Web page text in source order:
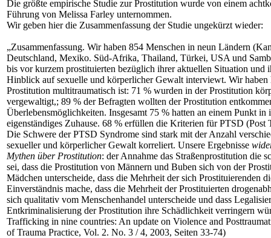
Die größte empirische Studie zur Prostitution wurde von einem
Führung von Melissa Farley unternommen.
Wir geben hier die Zusammenfassung der Studie ungekürzt wieder:
„Zusammenfassung. Wir haben 854 Menschen in neun Ländern
Deutschland, Mexiko. Süd-Afrika, Thailand, Türkei, USA und
bis vor kurzem prostituierten bezüglich ihrer aktuellen Situation und
Hinblick auf sexuelle und körperlicher Gewalt interviewt. Wir haben
Prostitution multitraumatisch ist: 71 % wurden in der Prostitution
vergewaltigt,; 89 % der Befragten wollten der Prostitution
Überlebensmöglichkeiten. Insgesamt 75 % hatten an einem Punkt in
eigenständiges Zuhause. 68 % erfüllen die Kriterien für PTSD (Post
Die Schwere der PTSD Syndrome sind stark mit der Anzahl
sexueller und körperlicher Gewalt korreliert. Unsere Ergebnisse
Mythen über Prostitution: der Annahme das Straßenprostitution die
sei, dass die Prostitution von Männern und Buben sich von der
Mädchen unterscheide, dass die Mehrheit der sich Prostituierenden
Einverständnis mache, dass die Mehrheit der Prostituierten
sich qualitativ vom Menschenhandel unterscheide und dass
Entkriminalisierung der Prostitution ihre Schädlichkeit verringern
Trafficking in nine countries: An update on Violence and
of Trauma Practice, Vol. 2. No. 3 / 4, 2003, Seiten 33-74)